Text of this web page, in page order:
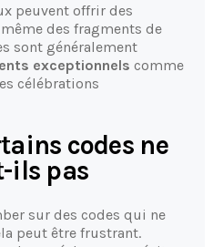
peuvent offrir des
des fragments de
sont généralement
exceptionnels comme
célébrations
codes ne
ils pas
sur des codes qui ne
peut être frustrant.